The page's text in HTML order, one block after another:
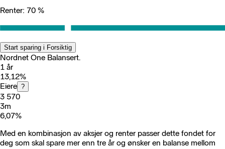
Renter: 70 %
Start sparing i Forsiktig
Nordnet One Balansert.
1 år
13,12%
Eiere ?
3 570
3m
6,07%
Med en kombinasjon av aksjer og renter passer dette fondet for
deg som skal spare mer enn tre år og ønsker en balanse mellom